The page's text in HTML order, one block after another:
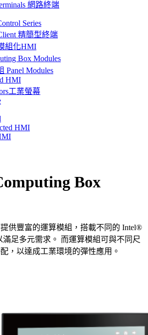
網路終端
Series
精簡型終端
組化HMI
Box Modules
Panel Modules
HMI
工業螢幕
HMI
Box
供豐富的運算模組，搭載不同的 Intel®
足多元需求。 而運算模組可與不同尺
，以達成工業環境的彈性應用。